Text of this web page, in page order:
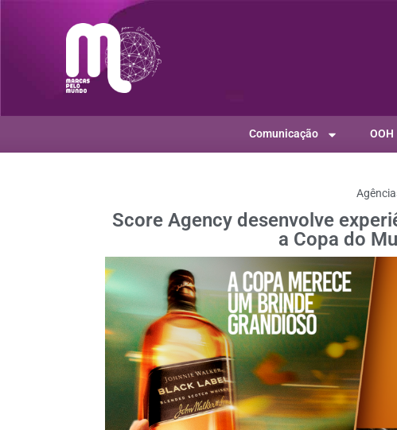
Comunicação OOH
Score Agency desenvolve
a Copa do